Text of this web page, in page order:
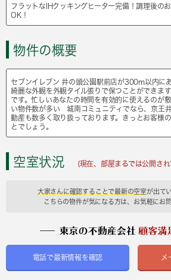
フラットなIHクッキングヒーター完備！調理後の
OK！
物件の概要
セブンイレブン 井の頭公園駅前店が300m以内に
綺麗な外観を外観タイル張りで保つことができま
です。忙しいあなたの時間を有効的に使えるのが
い物件数が多い 城南コミュニティでなら、京王
動産も数多く取り扱っております。きっとお客様
とでしょう。
空室状況 (現在、部屋まるでは公開され
大家さんに確認することで最新の空室が出て
こちらの物件が気になる方は、お気軽にお
電話で最新情報を確認 メ